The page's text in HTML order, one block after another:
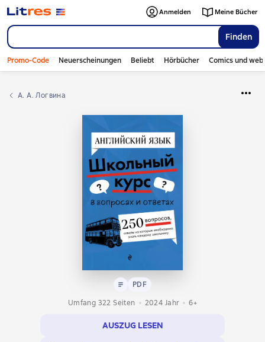
Finden
Anmelden Meine Bücher
Promo-Code Neuerscheinungen Beliebt Hörbücher Comics und
А. А. Логвина
Text PDF
PDF
Umfang 322 Seiten
2024 Jahr 6+
AUSZUG LESEN